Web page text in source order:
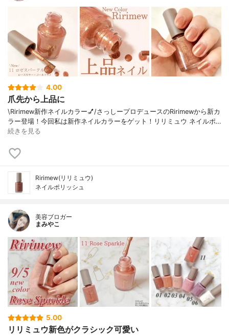
4.00
爪先から上品に
\Ririmew新作ネイルカラー💅/⁡⁡さっしープロデュースの⁡Ririmewから新カ
ラー登場！⁡⁡今回私は新作ネイルカラーをゲット！⁡⁡⁡リリミュウ ネイルポ…
続きを見る
Ririmew(リリミュウ)
ネイルポリッシュ
美容ブロガー
まみやこ
5.00
リリミュウ新色がクラシック可愛い